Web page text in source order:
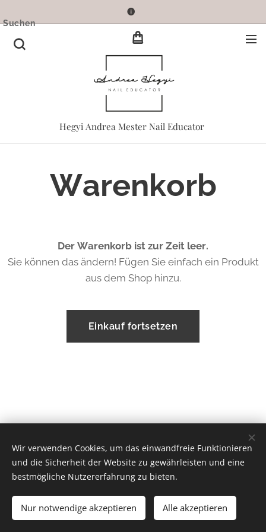
Hegyi Andrea Mester Nail Educator
Suchen
Warenkorb
Der Warenkorb ist zur Zeit leer.
Sie können das ändern! Fügen Sie einfach ein Produkt
aus dem Shop hinzu.
Einkauf fortsetzen
© 2020Andrea Hegyi Master Educator.Minden jog fenntartva.
Cookies
Sprachen
Magyar
English Deutsch
Wir verwenden Cookies, um das einwandfreie Funktionieren
und die Sicherheit der Website zu gewährleisten und eine
bestmögliche Nutzererfahrung zu bieten.
Nur notwendige akzeptieren Alle akzeptieren